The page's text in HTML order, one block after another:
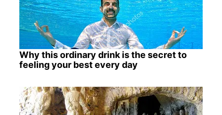
Why this ordinary drink is the secret to
feeling your best every day